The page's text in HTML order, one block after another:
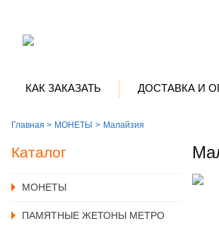
КАК ЗАКАЗАТЬ ДОСТАВКА И
Главная > MОНЕТЫ Малайзия
Каталог
MОНЕТЫ
ПАМЯТНЫЕ ЖЕТОНЫ МЕТРО